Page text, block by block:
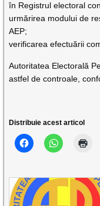
în Registrul electoral
urmărirea modului de
AEP;
verificarea efectuării
Autoritatea Electorală
astfel de controale,
Distribuie acest articol